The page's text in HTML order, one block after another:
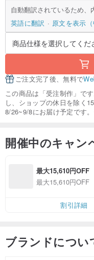
自動翻訳されているため、
英語に翻訳
原文を表示（
ご注文完了後、無料で
この商品は「受注制作」で
し、ショップの休日を除く
8/26~9/8にお届け予定です。
開催中のキャン
最大15,610円OFF
最大15,610円OFF
割引詳細
ブランドについ